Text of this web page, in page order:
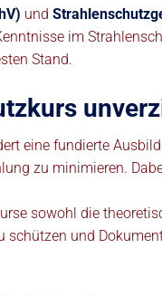
und
im
Stand.
eine fundierte
zu minimieren.
sowohl die
schützen und